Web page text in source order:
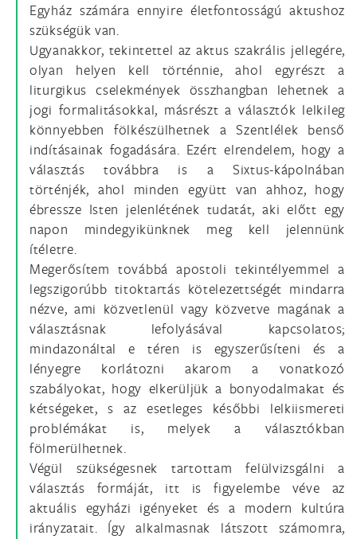
Egyház számára ennyire életfontosságú aktushoz
szükségük van.
Ugyanakkor, tekintettel az aktus szakrális jellegére,
olyan helyen kell történnie, ahol egyrészt a
liturgikus cselekmények összhangban lehetnek a
jogi formalitásokkal, másrészt a választók lelkileg
könnyebben fölkészülhetnek a Szentlélek benső
indításainak fogadására. Ezért elrendelem, hogy a
választás továbbra is a Sixtus-kápolnában
történjék, ahol minden együtt van ahhoz, hogy
ébressze Isten jelenlétének tudatát, aki előtt egy
napon mindegyikünknek meg kell jelennünk
ítéletre.
Megerősítem továbbá apostoli tekintélyemmel a
legszigorúbb titoktartás kötelezettségét mindarra
nézve, ami közvetlenül vagy közvetve magának a
választásnak lefolyásával kapcsolatos;
mindazonáltal e téren is egyszerűsíteni és a
lényegre korlátozni akarom a vonatkozó
szabályokat, hogy elkerüljük a bonyodalmakat és
kétségeket, s az esetleges későbbi lelkiismereti
problémákat is, melyek a választókban
fölmerülhetnek.
Végül szükségesnek tartottam felülvizsgálni a
választás formáját, itt is figyelembe véve az
aktuális egyházi igényeket és a modern kultúra
irányzatait. Így alkalmasnak látszott számomra,